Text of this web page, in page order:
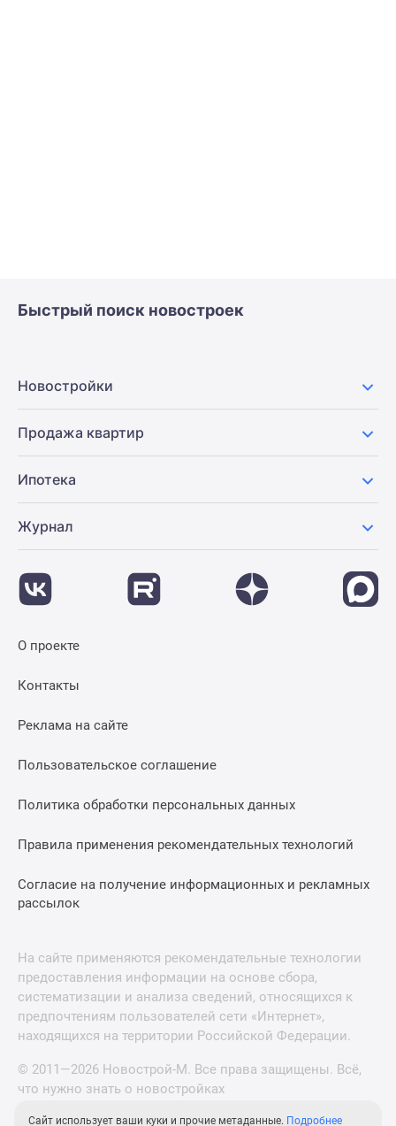
Быстрый поиск новостроек
Новостройки
Продажа квартир
Ипотека
Журнал
О проекте
Контакты
Реклама на сайте
Пользовательское соглашение
Политика обработки персональных данных
Правила применения рекомендательных технологий
Согласие на получение информационных и рекламных
рассылок
На сайте применяются рекомендательные технологии
предоставления информации на основе сбора,
систематизации и анализа сведений, относящихся к
предпочтениям пользователей сети «Интернет»,
находящихся на территории Российской Федерации.
© 2011—2026 Новострой-М. Все права защищены. Всё,
что нужно знать о новостройках
Сайт использует ваши куки и прочие метаданные. Подробнее